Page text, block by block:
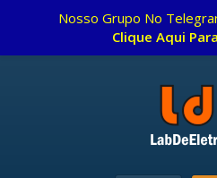
Nosso Grupo No
Clique Aqui